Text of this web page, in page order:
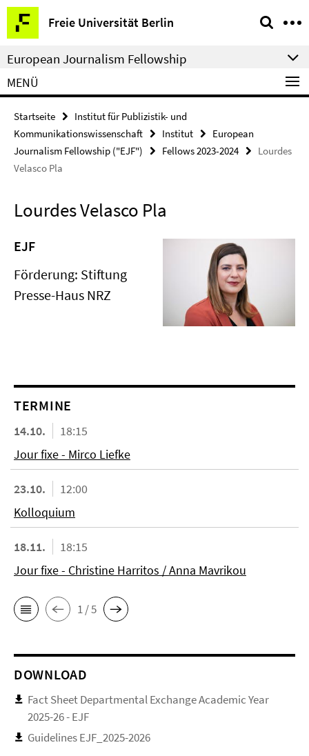
Springe
direkt
zu
Inhalt
Freie Universität Berlin
Service-
Navigation
European Journalism Fellowship
MENÜ
Startseite
Institut für Publizistik- und
Kommunikationswissenschaft
Institut
European
Journalism Fellowship ("EJF")
Fellows 2023-2024
Lourdes
Velasco Pla
Lourdes Velasco Pla
EJF
Förderung: Stiftung
Presse-Haus NRZ
TERMINE
14.10.
18:15
Jour fixe - Mirco Liefke
23.10.
12:00
Kolloquium
18.11.
18:15
Jour fixe - Christine Harritos / Anna Mavrikou
1 / 5
DOWNLOAD
Fact Sheet Departmental Exchange Academic Year
2025-26 - EJF
Guidelines EJF_2025-2026